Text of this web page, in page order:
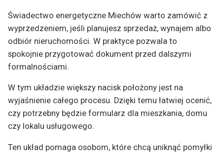
Świadectwo energetyczne Miechów warto zamówić z
wyprzedzeniem, jeśli planujesz sprzedaż, wynajem albo
odbiór nieruchomości. W praktyce pozwala to
spokojnie przygotować dokument przed dalszymi
formalnościami.
W tym układzie większy nacisk położony jest na
wyjaśnienie całego procesu. Dzięki temu łatwiej ocenić,
czy potrzebny będzie formularz dla mieszkania, domu
czy lokalu usługowego.
Ten układ pomaga osobom, które chcą uniknąć pomyłki